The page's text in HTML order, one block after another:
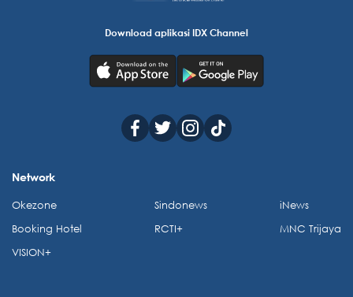
Download aplikasi IDX Channel
Network
Okezone
Booking Hotel
VISION+
Sindonews
RCTI+
iNews
MNC Trijaya